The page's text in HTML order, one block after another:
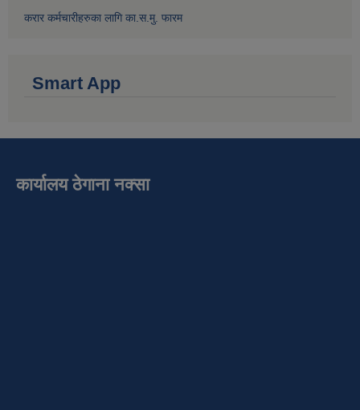
करार कर्मचारीहरुका लागि का.स.मु. फारम
Smart App
कार्यालय ठेगाना नक्सा